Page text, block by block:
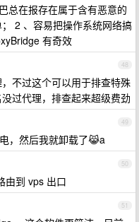
总在报存在属于含有恶意的
2 、容易把操作系统网络搞
有奇效
48
不过这个可以用于排查特殊
过代理，排查起来超级费劲
49
，然后我就卸载了😹a
50
由到 vps 出口
51